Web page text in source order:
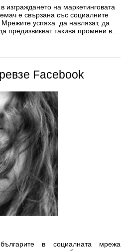
изграждането на маркетинговата
е свързана със социалните
успяха да навлязат, да
предизвикват такива промени в...
Facebook
в социалната мрежа